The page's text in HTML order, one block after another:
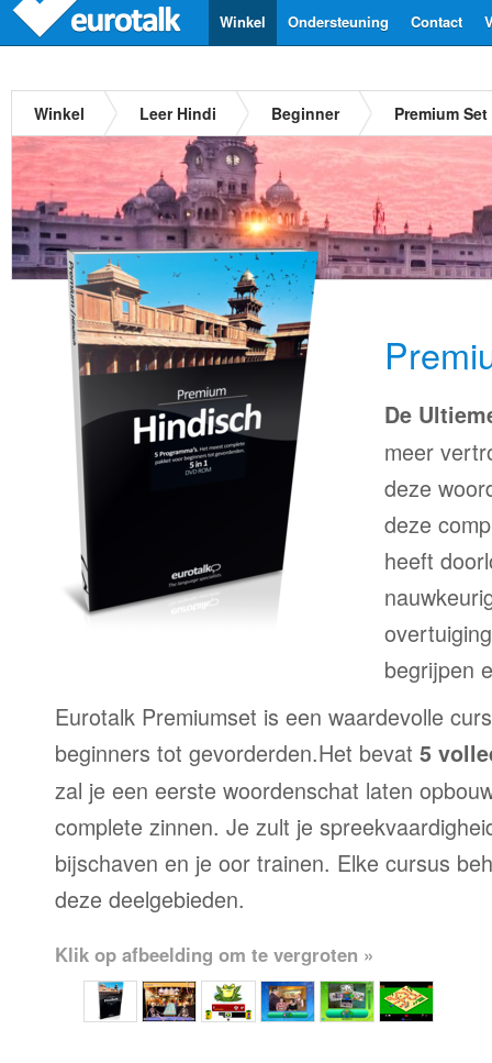
Contact
Ondersteuning
Winkel
Winkel Leer Hindi Beginner Premium
De
meer
deze
deze
heeft
begrijpen
Eurotalk Premiumset is een waardevolle
beginners tot gevorderden.Het bevat 5
zal je een eerste woordenschat laten
complete zinnen. Je zult je
bijschaven en je oor trainen. Elke cursus
deze deelgebieden.
Klik op afbeelding om te vergroten »